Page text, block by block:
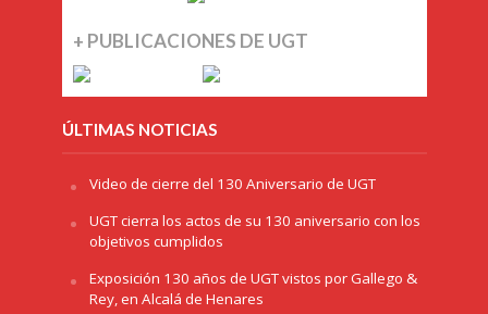
+ PUBLICACIONES DE UGT
ÚLTIMAS NOTICIAS
Video de cierre del 130 Aniversario de UGT
UGT cierra los actos de su 130 aniversario con los
objetivos cumplidos
Exposición 130 años de UGT vistos por Gallego &
Rey, en Alcalá de Henares